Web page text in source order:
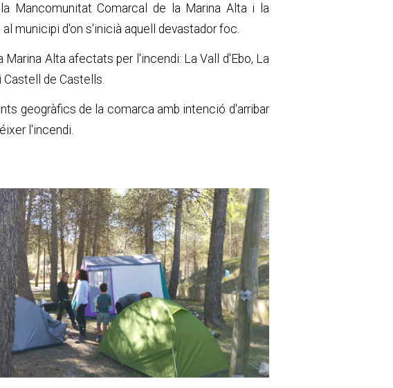
Mancomunitat Comarcal de la Marina Alta i la
municipi d'on s'inicià aquell devastador foc.
Alta afectats per l'incendi: La Vall d'Ebo, La
Castell de Castells.
geogràfics de la comarca amb intenció d'arribar
l'incendi.